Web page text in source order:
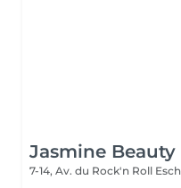
Jasmine Beauty
7-14, Av. du Rock'n Roll